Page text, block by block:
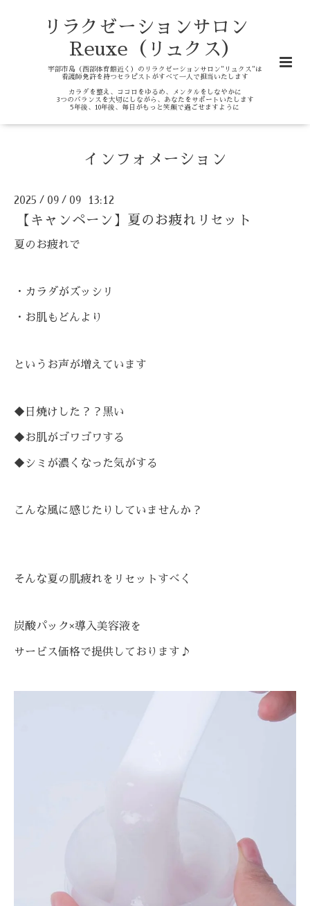
リラクゼーションサロン
Reuxe（リュクス）
宇部市島（西部体育館近く）のリラクゼーションサロン"リュクス"は
看護師免許を持つセラピストがすべて一人で担当いたします
カラダを整え、ココロをゆるめ、メンタルをしなやかに
3つのバランスを大切にしながら、あなたをサポートいたします
5年後、10年後、毎日がもっと笑顔で過ごせますように
インフォメーション
2025 / 09 / 09 13:12
【キャンペーン】夏のお疲れリセット
夏のお疲れで
・カラダがズッシリ
・お肌もどんより
というお声が増えています
◆日焼けした？？黒い
◆お肌がゴワゴワする
◆シミが濃くなった気がする
こんな風に感じたりしていませんか？
そんな夏の肌疲れを リセットすべく
炭酸パック×導入美容液を
サービス価格で提供しております♪